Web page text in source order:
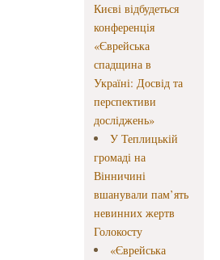
Києві відбудеться
конференція
«Єврейська
спадщина в
Україні: Досвід та
перспективи
досліджень»
У Теплицькій
громаді на
Вінничині
вшанували пам’ять
невинних жертв
Голокосту
«Єврейська